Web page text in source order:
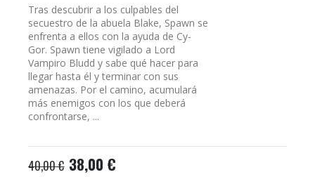
Tras descubrir a los culpables del
secuestro de la abuela Blake, Spawn se
enfrenta a ellos con la ayuda de Cy-
Gor. Spawn tiene vigilado a Lord
Vampiro Bludd y sabe qué hacer para
llegar hasta él y terminar con sus
amenazas. Por el camino, acumulará
más enemigos con los que deberá
confrontarse, ...
40,00 € 38,00 €